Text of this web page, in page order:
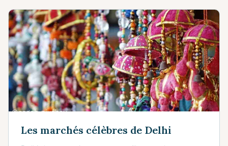
Les marchés célèbres de Delhi